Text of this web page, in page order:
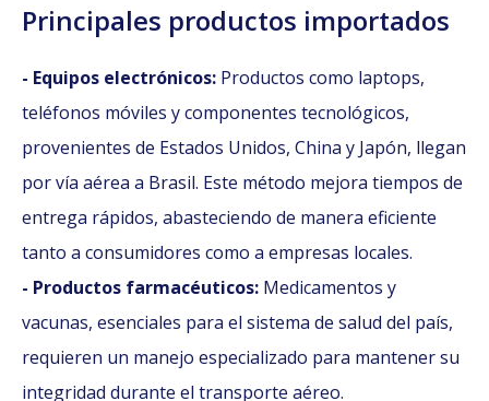
Principales productos importados
- Equipos electrónicos: Productos como laptops,
teléfonos móviles y componentes tecnológicos,
provenientes de Estados Unidos, China y Japón, llegan
por vía aérea a Brasil. Este método mejora tiempos de
entrega rápidos, abasteciendo de manera eficiente
tanto a consumidores como a empresas locales.​
- Productos farmacéuticos: Medicamentos y
vacunas, esenciales para el sistema de salud del país,
requieren un manejo especializado para mantener su
integridad durante el transporte aéreo.​